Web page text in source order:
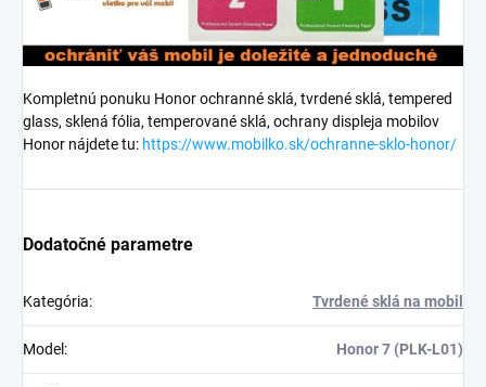
Kompletnú ponuku Honor ochranné sklá, tvrdené sklá, tempered
glass, sklená fólia, temperované sklá, ochrany displeja mobilov
Honor nájdete tu: https://www.mobilko.sk/ochranne-sklo-honor/
Dodatočné parametre
Kategória: Tvrdené sklá na mobil
Model : Honor 7 (PLK-L01)